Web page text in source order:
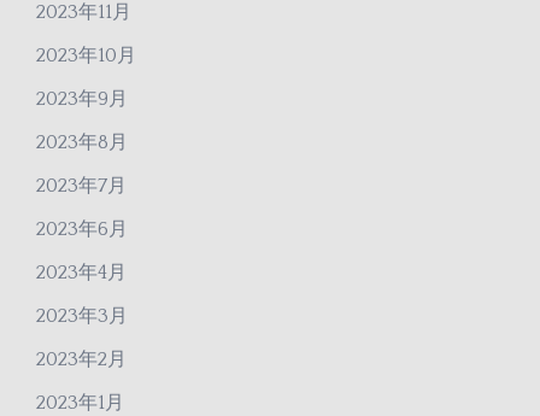
2023年11月
2023年10月
2023年9月
2023年8月
2023年7月
2023年6月
2023年4月
2023年3月
2023年2月
2023年1月